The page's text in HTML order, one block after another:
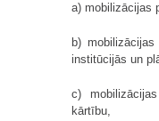
a) mobilizācijas
b)
institūcijās un
c)
kārtību,